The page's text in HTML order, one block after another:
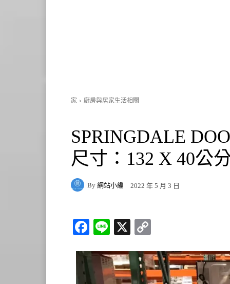
家 廚房與居家生活相關
SPRINGDALE
尺寸：132 X 40公
By 網站小編 2022 年 5 月 3 日
Fa
bo
ok
Li
X
y
Li